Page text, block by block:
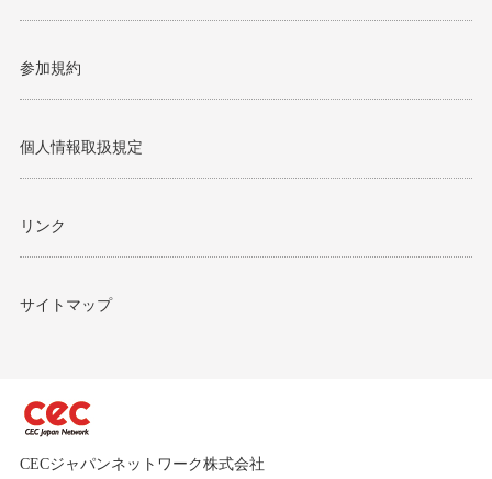
参加規約
個人情報取扱規定
リンク
サイトマップ
CECジャパンネットワーク株式会社